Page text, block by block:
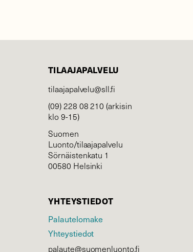
TILAAJAPALVELU
tilaajapalvelu@sll.fi
(09) 228 08 210 (arkisin
klo 9-15)
Suomen
Luonto/tilaajapalvelu
Sörnäistenkatu 1
00580 Helsinki
YHTEYSTIEDOT
Palautelomake
Yhteystiedot
palaute@suomenluonto.fi